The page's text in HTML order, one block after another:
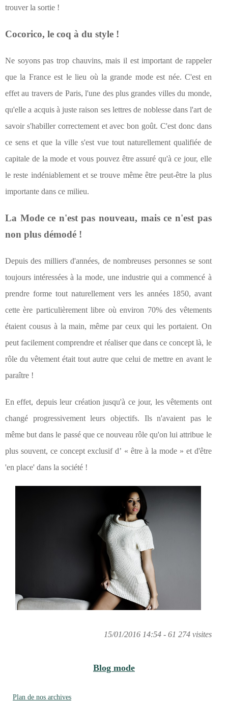
trouver la sortie !
Cocorico, le coq à du style !
Ne soyons pas trop chauvins, mais il est important de rappeler
que la France est le lieu où la grande mode est née. C'est en
effet au travers de Paris, l'une des plus grandes villes du monde,
qu'elle a acquis à juste raison ses lettres de noblesse dans l'art de
savoir s'habiller correctement et avec bon goût. C'est donc dans
ce sens et que la ville s'est vue tout naturellement qualifiée de
capitale de la mode et vous pouvez être assuré qu'à ce jour, elle
le reste indéniablement et se trouve même être peut-être la plus
importante dans ce milieu.
La Mode ce n'est pas nouveau, mais ce n'est pas
non plus démodé !
Depuis des milliers d'années, de nombreuses personnes se sont
toujours intéressées à la mode, une industrie qui a commencé à
prendre forme tout naturellement vers les années 1850, avant
cette ère particulièrement libre où environ 70% des vêtements
étaient cousus à la main, même par ceux qui les portaient. On
peut facilement comprendre et réaliser que dans ce concept là, le
rôle du vêtement était tout autre que celui de mettre en avant le
paraître !
En effet, depuis leur création jusqu'à ce jour, les vêtements ont
changé progressivement leurs objectifs. Ils n'avaient pas le
même but dans le passé que ce nouveau rôle qu'on lui attribue le
plus souvent, ce concept exclusif d’ « être à la mode » et d'être
'en place' dans la société !
15/01/2016 14:54 - 61 274 visites
Blog mode
Plan de nos archives